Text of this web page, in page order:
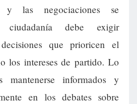
y las negociaciones se
ciudadanía debe exigir
que prioricen el
los intereses de partido. Lo
mantenerse informados y
en los debates sobre